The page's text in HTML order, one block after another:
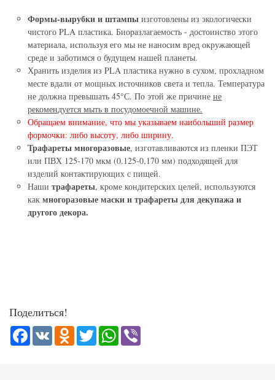
Формы-вырубки и штампы изготовлены из экологически
чистого PLA пластика. Биоразлагаемость - достоинство этого
материала, используя его мы не наносим вред окружающей
среде и заботимся о будущем нашей планеты.
Хранить изделия из PLA пластика нужно в сухом, прохладном
месте вдали от мощных источников света и тепла. Температура
не должна превышать 45°С. По этой же причине не
рекомендуется мыть в посудомоечной машине.
Обращаем внимание, что мы указываем наибольший размер
формочки: либо высоту, либо ширину.
Трафареты многоразовые, изготавливаются из пленки ПЭТ
или ПВХ 125-170 мкм (0.125-0,170 мм) подходящей для
изделий контактирующих с пищей.
Наши трафареты, кроме кондитерских целей, используются
как многоразовые маски и трафареты для декупажа и
другого декора.
Поделиться!
Facebook
VK Odnoklassniki
TwitterWhatsApp